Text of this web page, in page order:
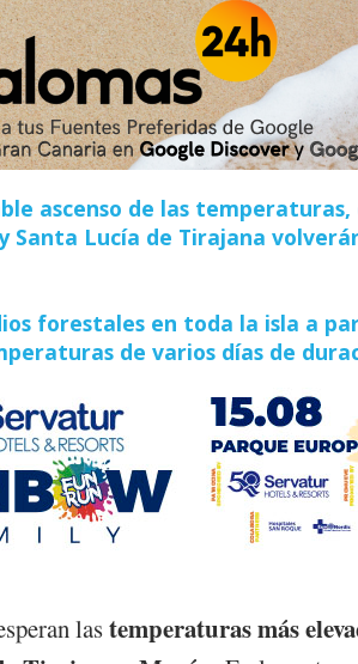
ascenso de las
Lucía de Tirajana
forestales en toda la isla a
de varios días de
lastemperaturas más